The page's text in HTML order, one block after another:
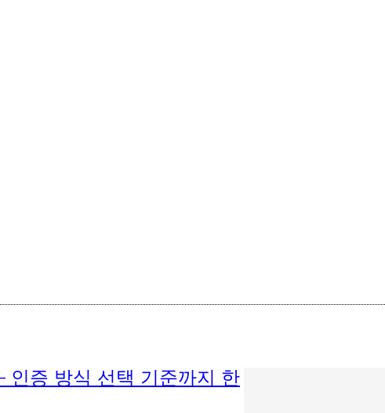
인증 방식 선택 기준까지 한